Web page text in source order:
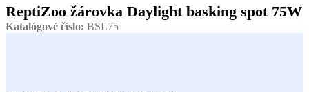
ReptiZoo žárovka Daylight basking spot 75W
Katalógové číslo: BSL75